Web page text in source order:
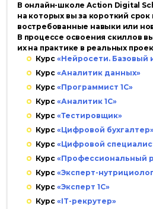
В онлайн-школе Action Digital
на которых вы за короткий
востребованные навыки или
В процессе освоения скиллов
их на практике в реальных
Курс «Нейросети. Базовый
Курс «Аналитик данных»
Курс «Программист 1С»
Курс «Аналитик 1С»
Курс «Тестировщик»
Курс «Цифровой
Курс «Цифровой
Курс «Профессиональный
Курс «Эксперт-
Курс «Эксперт 1С»
Курс «IT-рекрутер»
Эксперты Партнёры Отзывы